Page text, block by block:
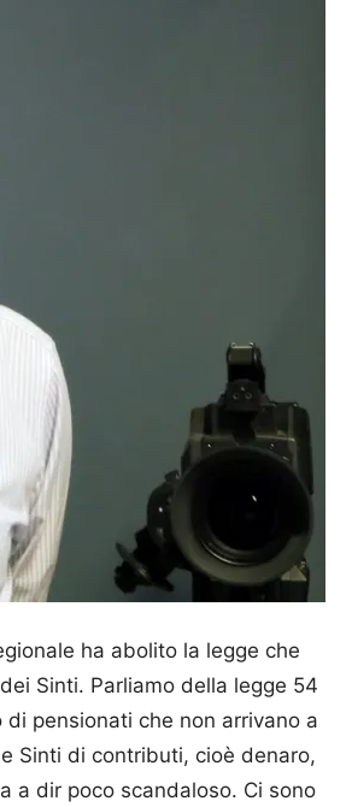
ha abolito la legge che
Sinti. Parliamo della legge 54
pensionati che non arrivano a
Sinti di contributi, cioè denaro,
a dir poco scandaloso. Ci sono